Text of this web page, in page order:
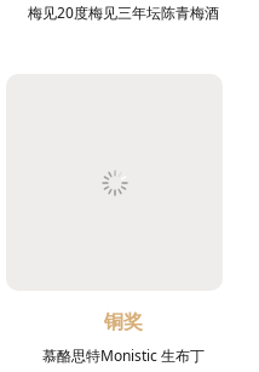
梅见20度梅见三年坛陈青梅酒
铜奖
慕酪思特Monistic 生布丁